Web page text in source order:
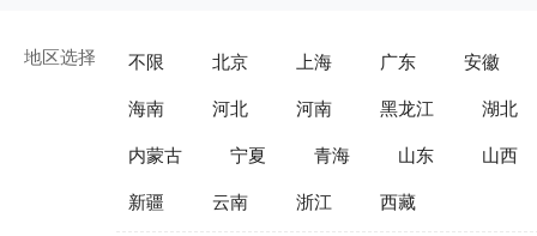
地区选择 不限 北京 上海 广东 安徽
海南 河北 河南 黑龙江 湖北
内蒙古 宁夏 青海 山东 山西
新疆 云南 浙江 西藏